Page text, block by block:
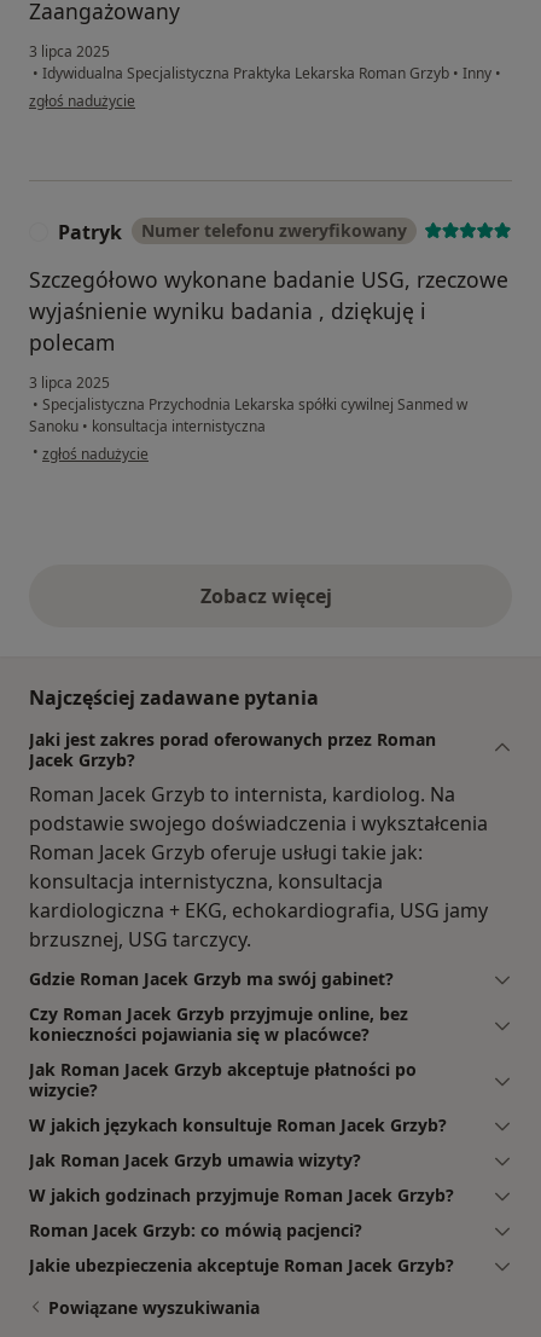
Zaangażowany
3 lipca 2025
• Idywidualna Specjalistyczna Praktyka Lekarska Roman Grzyb • Inny •
w opinii użytkownika Jan
zgłoś nadużycie
Patryk Numer telefonu zweryfikowany
Szczegółowo wykonane badanie USG, rzeczowe
wyjaśnienie wyniku badania , dziękuję i
polecam
3 lipca 2025
• Specjalistyczna Przychodnia Lekarska spółki cywilnej Sanmed w
Sanoku • konsultacja internistyczna
• w opinii użytkownika Patryk
zgłoś nadużycie
Zobacz więcejopinie powyżej
Najczęściej zadawane pytania
Jaki jest zakres porad oferowanych przez Roman
Jacek Grzyb?
Roman Jacek Grzyb to internista, kardiolog. Na
podstawie swojego doświadczenia i wykształcenia
Roman Jacek Grzyb oferuje usługi takie jak:
konsultacja internistyczna, konsultacja
kardiologiczna + EKG, echokardiografia, USG jamy
brzusznej, USG tarczycy.
Gdzie Roman Jacek Grzyb ma swój gabinet?
Czy Roman Jacek Grzyb przyjmuje online, bez
konieczności pojawiania się w placówce?
Jak Roman Jacek Grzyb akceptuje płatności po
wizycie?
W jakich językach konsultuje Roman Jacek Grzyb?
Jak Roman Jacek Grzyb umawia wizyty?
W jakich godzinach przyjmuje Roman Jacek Grzyb?
Roman Jacek Grzyb: co mówią pacjenci?
Jakie ubezpieczenia akceptuje Roman Jacek Grzyb?
Powiązane wyszukiwania